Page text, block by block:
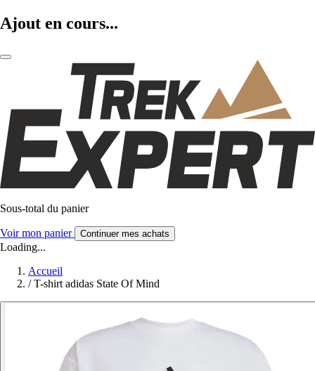
Ajout en cours...
Sous-total du panier
Voir mon panier Continuer mes achats
Loading...
Accueil
/ T-shirt adidas State Of Mind